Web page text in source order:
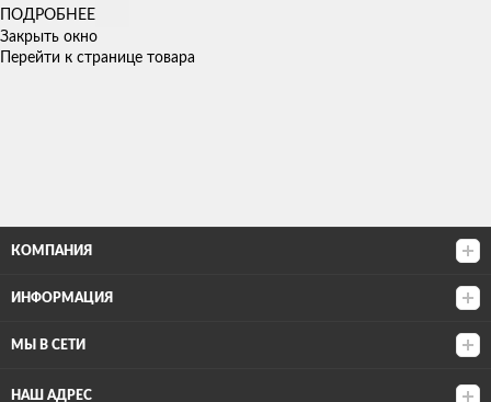
ПОДРОБНЕЕ
Закрыть окно
Перейти к странице товара
КОМПАНИЯ
ИНФОРМАЦИЯ
МЫ В СЕТИ
НАШ АДРЕС